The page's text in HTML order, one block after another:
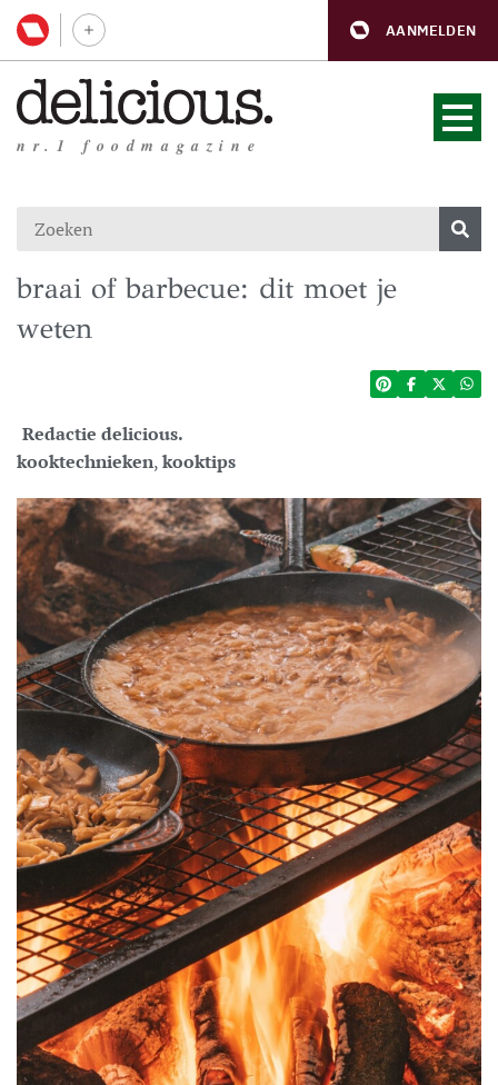
AANMELDEN
nr.1 foodmagazine
braai of barbecue: dit moet je
weten
Redactie delicious.
kooktechnieken,kooktips